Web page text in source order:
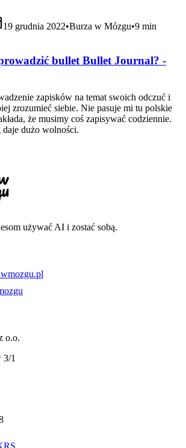
19 grudnia 2022•Burza w Mózgu•9 min
bullet Bullet Journal? -
zapisków na temat swoich odczuć i
zrozumieć siebie. Nie pasuje mi tu polskie
że musimy coś zapisywać codziennie.
dużo wolności.
używać AI i zostać sobą.
o.o.
1